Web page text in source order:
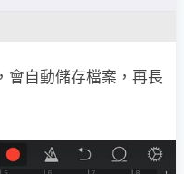
會自動儲存檔案，再長